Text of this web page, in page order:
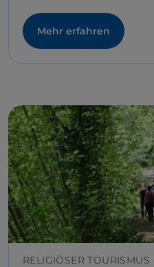
Mehr erfahren
RELIGIÖSER TOURISMUS